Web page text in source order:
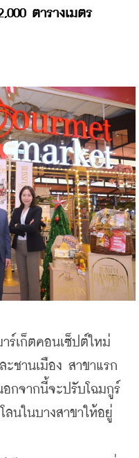
ตารางเมตร
เก็ตคอนเซ็ปต์ใหม่
ะชานเมือง สาขาแรก
กจากนี้จะปรับโฉมกูร์
นในบางสาขาให้อยู่